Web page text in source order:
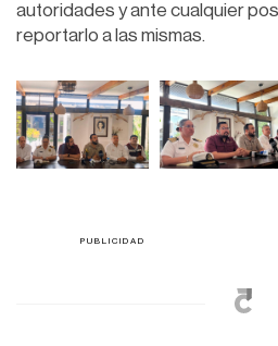
autoridades y ante cualquier
reportarlo a las mismas.